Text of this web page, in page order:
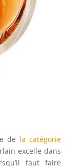
de la catégorie
excelle dans
faut faire